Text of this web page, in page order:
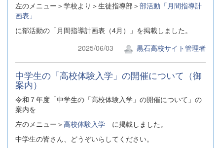
左のメニュー＞学校より＞生徒指導部＞部活動「月間指導計
画表」
に部活動の「月間指導計画表（4月）」を掲載しました。
2025/06/03
黒石高校サイト管理者
中学生の「高校体験入学」の開催について（御
案内）
令和７年度「中学生の「高校体験入学」の開催について」の
案内を
左のメニュー＞高校体験入学 に掲載しました。
中学生の皆さん、どうぞいらしてください。